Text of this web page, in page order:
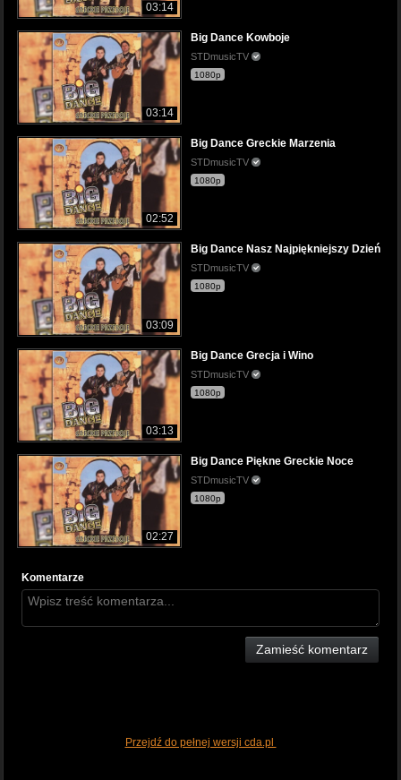
03:14
03:14
Big Dance Kowboje
STDmusicTV
1080p
02:52
Big Dance Greckie Marzenia
STDmusicTV
1080p
03:09
Big Dance Nasz Najpiękniejszy Dzień
STDmusicTV
1080p
03:13
Big Dance Grecja i Wino
STDmusicTV
1080p
02:27
Big Dance Piękne Greckie Noce
STDmusicTV
1080p
Komentarze
Zamieść komentarz
Przejdź do pełnej wersji cda.pl